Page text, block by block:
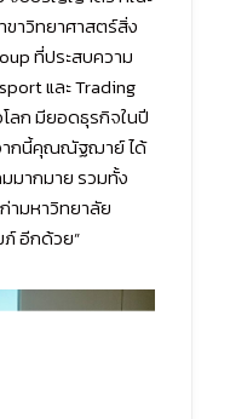
าวิทยาศาสตร์สิ่ง
ที่ประสบความ
และ Trading
ลก มียอดธุรกิจในปี
ากนี้คุณณัฐฌาย์ ได้
มากมาย รวมทั้ง
ามหาวิทยาลัย
อีกด้วย”